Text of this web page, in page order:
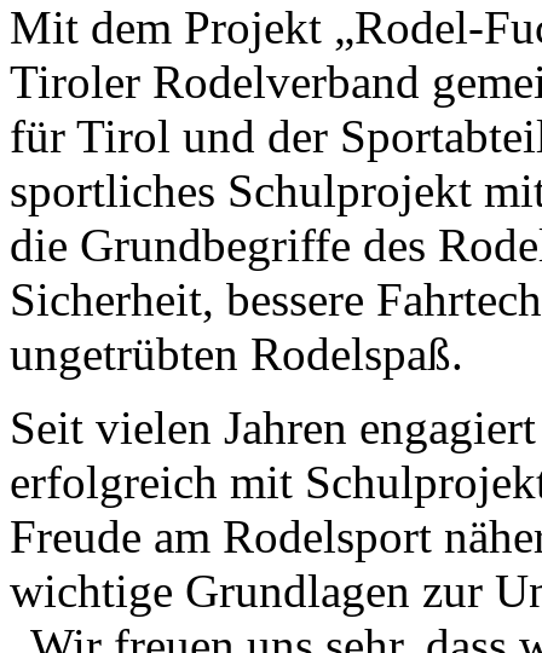
Mit dem Projekt „Rodel-
Tiroler Rodelverband
für Tirol und der
sportliches Schulprojekt
die Grundbegriffe des
Sicherheit, bessere
ungetrübten Rodelspaß.
Seit vielen Jahren
erfolgreich mit
Freude am Rodelsport
wichtige Grundlagen zur